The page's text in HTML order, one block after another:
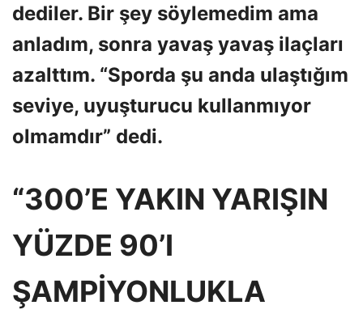
dediler. Bir şey söylemedim ama
anladım, sonra yavaş yavaş ilaçları
azalttım. “Sporda şu anda ulaştığım
seviye, uyuşturucu kullanmıyor
olmamdır” dedi.
“300’E YAKIN YARIŞIN
YÜZDE 90’I
ŞAMPİYONLUKLA